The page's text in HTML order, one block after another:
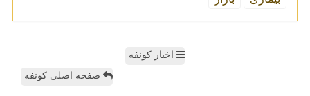
اخبار کونفه
صفحه اصلی کونفه